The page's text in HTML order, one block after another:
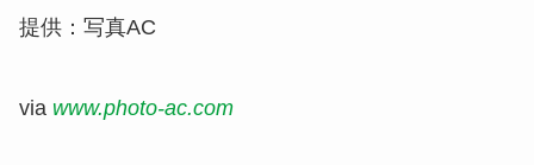
提供：写真AC
via www.photo-ac.com